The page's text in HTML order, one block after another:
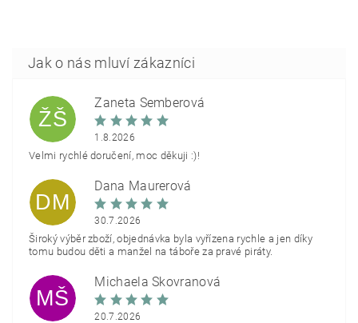
ŽŠ
Žaneta Šemberová
1.8.2026
Velmi rychlé doručení, moc děkuji :)!
DM
Dana Maurerová
30.7.2026
Široký výběr zboží, objednávka byla vyřízena rychle a jen díky
tomu budou děti a manžel na táboře za pravé piráty.
MŠ
Michaela Škovranová
20.7.2026